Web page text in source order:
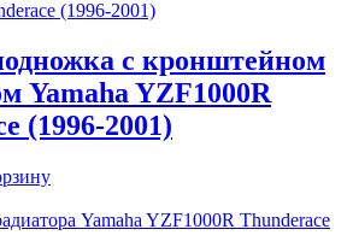
(1996-2001)
с кронштейном
Yamaha YZF1000R
(1996-2001)